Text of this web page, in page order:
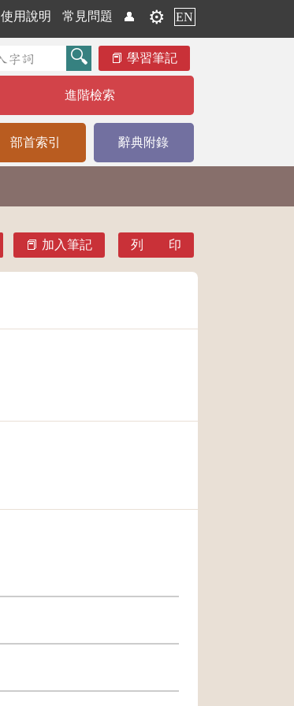
使用說明 常見問題 👤 ⚙️ EN
學習筆記
進階檢索
部首索引 辭典附錄
加入筆記 列 印